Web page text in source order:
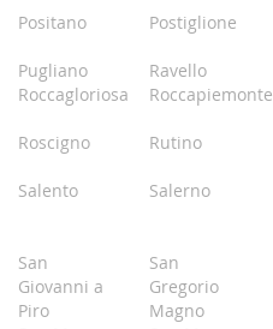
Positano
Postiglione
Pugliano
Ravello
Roccagloriosa
Roccapiemonte
Roscigno
Rutino
Salento
Salerno
San
Giovanni a
Piro
San
Gregorio
Magno